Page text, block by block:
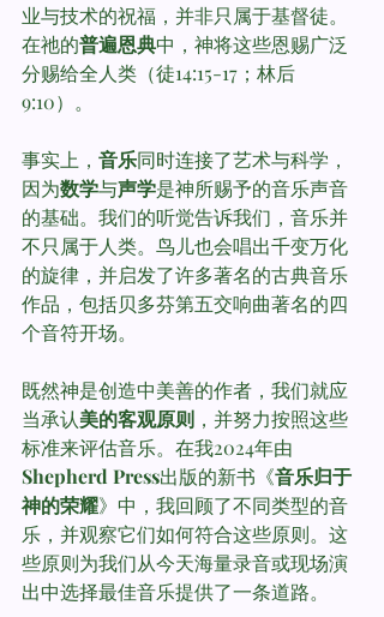
业与技术的祝福，并非只属于基督徒。
在祂的普遍恩典中，神将这些恩赐广泛
分赐给全人类（徒14:15-17；林后
9:10）。
事实上， 音乐同时连接了艺术与科学，
因为数学与声学是神所赐予的音乐声音
的基础。我们的听觉告诉我们，音乐并
不只属于人类。鸟儿也会唱出千变万化
的旋律，并启发了许多著名的古典音乐
作品，包括贝多芬第五交响曲著名的四
个音符开场。
既然神是创造中美善的作者，我们就应
当承认美的客观原则 ，并努力按照这些
标准来评估音乐。在我2024年由
Shepherd Press出版的新书《音乐归于
神的荣耀》中，我回顾了不同类型的音
乐，并观察它们如何符合这些原则。这
些原则为我们从今天海量录音或现场演
出中选择最佳音乐提供了一条道路。